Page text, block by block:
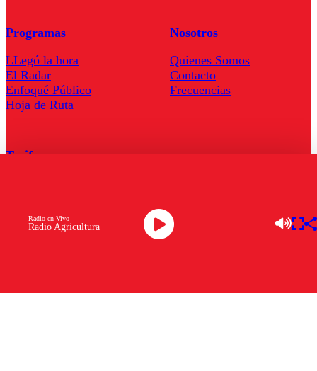
Radio Agricultura
Radio en Vivo
Programas
LLegó la hora
El Radar
Enfoqué Público
Hoja de Ruta
Nosotros
Quienes Somos
Contacto
Frecuencias
Tarifas
Descarga la APP